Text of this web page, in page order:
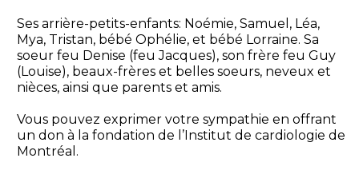
Ses arrière-petits-enfants: Noémie, Samuel, Léa,
Mya, Tristan, bébé Ophélie, et bébé Lorraine. Sa
soeur feu Denise (feu Jacques), son frère feu Guy
(Louise), beaux-frères et belles soeurs, neveux et
nièces, ainsi que parents et amis.
Vous pouvez exprimer votre sympathie en offrant
un don à la fondation de l’Institut de cardiologie de
Montréal.